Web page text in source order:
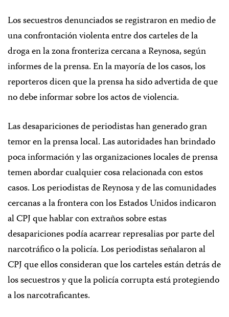
Los secuestros denunciados se registraron en medio de
una confrontación violenta entre dos carteles de la
droga en la zona fronteriza cercana a Reynosa, según
informes de la prensa. En la mayoría de los casos, los
reporteros dicen que la prensa ha sido advertida de que
no debe informar sobre los actos de violencia.
Las desapariciones de periodistas han generado gran
temor en la prensa local. Las autoridades han brindado
poca información y las organizaciones locales de prensa
temen abordar cualquier cosa relacionada con estos
casos. Los periodistas de Reynosa y de las comunidades
cercanas a la frontera con los Estados Unidos indicaron
al CPJ que hablar con extraños sobre estas
desapariciones podía acarrear represalias por parte del
narcotráfico o la policía. Los periodistas señalaron al
CPJ que ellos consideran que los carteles están detrás de
los secuestros y que la policía corrupta está protegiendo
a los narcotraficantes.